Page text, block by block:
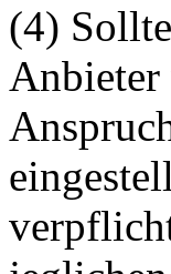
(4)
Anbieter